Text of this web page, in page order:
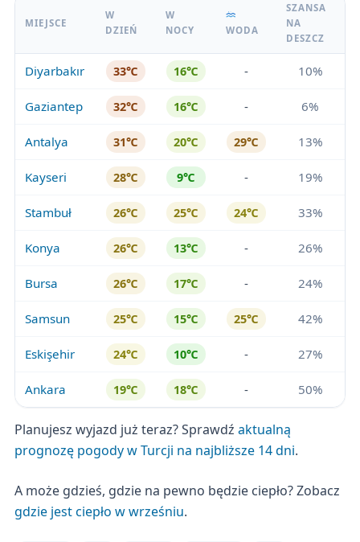
MIEJSCE
W
DZIEŃ
W
NOCY
WODA
SZANSA
NA
DESZCZ
Diyarbakır 33℃ 16℃ - 10%
Gaziantep 32℃ 16℃ - 6%
Antalya 31℃ 20℃ 29℃ 13%
Kayseri 28℃ 9℃ - 19%
Stambuł 26℃ 25℃ 24℃ 33%
Konya 26℃ 13℃ - 26%
Bursa 26℃ 17℃ - 24%
Samsun 25℃ 15℃ 25℃ 42%
Eskişehir 24℃ 10℃ - 27%
Ankara 19℃ 18℃ - 50%
Planujesz wyjazd już teraz? Sprawdź aktualną
prognozę pogody w Turcji na najbliższe 14 dni.
A może gdzieś, gdzie na pewno będzie ciepło? Zobacz
gdzie jest ciepło w wrześniu.